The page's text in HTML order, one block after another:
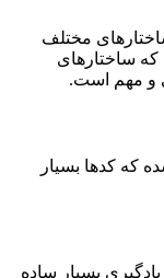
مختلف
ساختارهای
و مهم است.
که کدها بسیار
بسیار ساده